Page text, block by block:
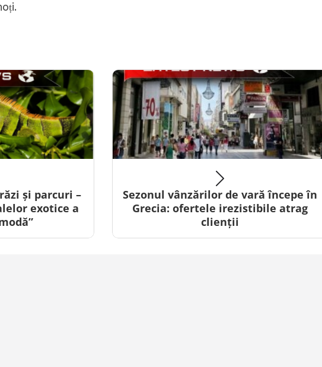
și parcuri –
exotice a
Sezonul vânzărilor de vară începe în
Grecia: ofertele irezistibile atrag
clienții